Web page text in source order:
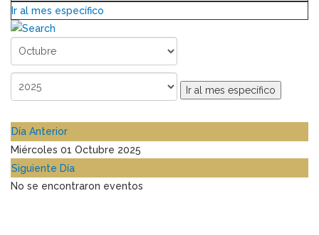
Ir al mes específico
Ir al mes específico
Día Anterior
Miércoles 01 Octubre 2025
Siguiente Día
No se encontraron eventos